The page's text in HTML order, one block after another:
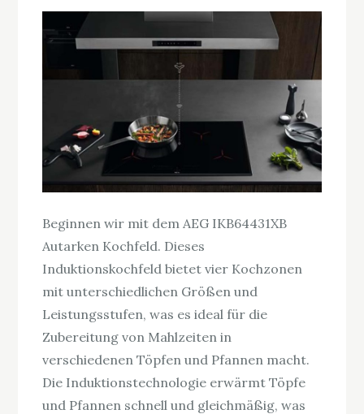
Beginnen wir mit dem AEG IKB64431XB
Autarken Kochfeld. Dieses
Induktionskochfeld bietet vier Kochzonen
mit unterschiedlichen Größen und
Leistungsstufen, was es ideal für die
Zubereitung von Mahlzeiten in
verschiedenen Töpfen und Pfannen macht.
Die Induktionstechnologie erwärmt Töpfe
und Pfannen schnell und gleichmäßig, was